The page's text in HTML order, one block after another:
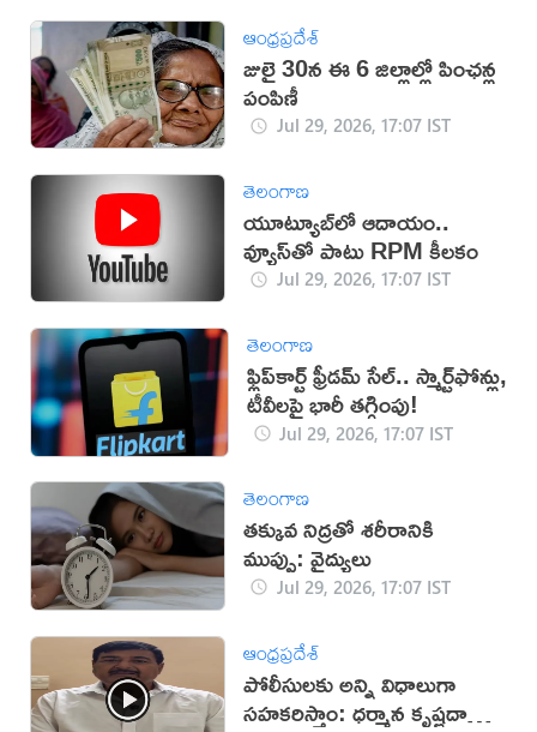
ఆంధ్రప్రదేశ్
జులై 30న ఈ 6 జిల్లాల్లో పింఛన్ల
పంపిణీ
Jul 29, 2026, 17:07 IST
తెలంగాణ
యూట్యూబ్‌లో ఆదాయం..
వ్యూస్‌తో పాటు RPM కీలకం
Jul 29, 2026, 17:07 IST
తెలంగాణ
ఫ్లిప్‌కార్ట్ ఫ్రీడమ్ సేల్.. స్మార్ట్‌ఫోన్లు,
టీవీలపై భారీ తగ్గింపు!
Jul 29, 2026, 17:07 IST
తెలంగాణ
తక్కువ నిద్రతో శరీరానికి
ముప్పు: వైద్యులు
Jul 29, 2026, 17:07 IST
ఆంధ్రప్రదేశ్
పోలీసులకు అన్ని విధాలుగా
సహకరిస్తాం: ధర్మాన కృష్ణదాస్